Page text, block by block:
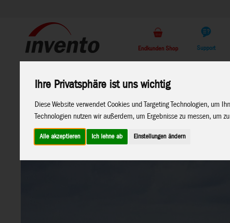
Ihre Privatsphäre ist uns wichtig
Diese Website verwendet Cookies und Targeting Technologien, um
Technologien nutzen wir außerdem, um Ergebnisse zu messen, um
Alle akzeptieren Ich lehne ab Einstellungen ändern
Endkunden Shop Support